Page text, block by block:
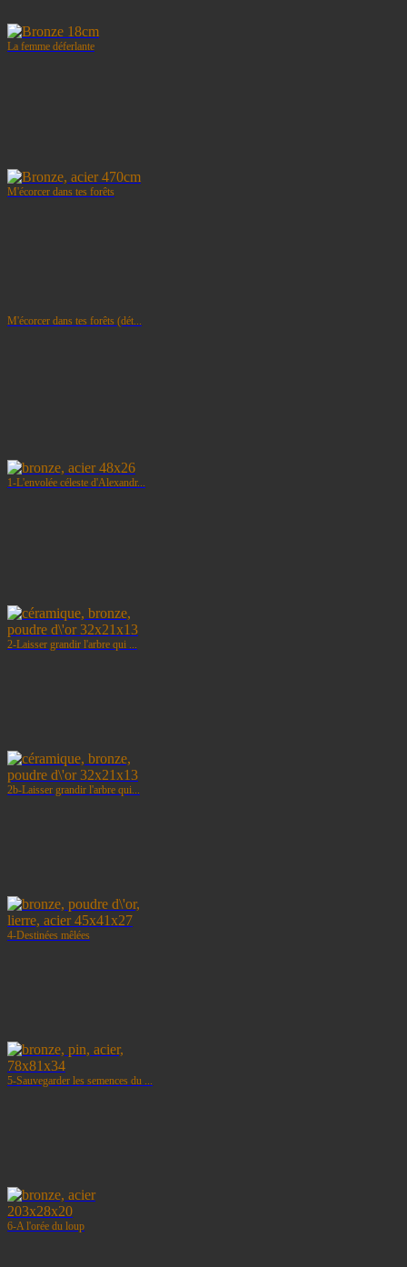
La femme déferlante
M'écorcer dans tes forêts
M'écorcer dans tes forêts (dét...
1-L'envolée céleste d'Alexandr...
2-Laisser grandir l'arbre qui ...
2b-Laisser grandir l'arbre qui...
4-Destinées mêlées
5-Sauvegarder les semences du ...
6-A l'orée du loup